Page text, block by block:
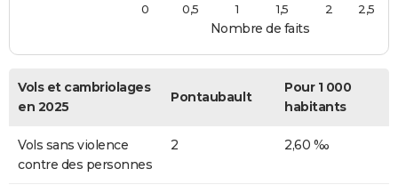
Nombre de faits
0
0,5 1 1,5 2 2,5
Vols et cambriolages
en 2025
Pontaubault
Pour 1 000
habitants
Vols sans violence
contre des personnes
2 2,60 ‰